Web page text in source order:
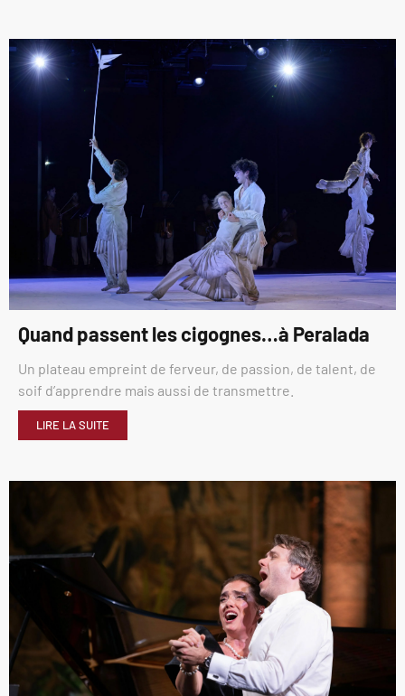
Quand passent les cigognes…à Peralada
Un plateau empreint de ferveur, de passion, de talent, de
soif d’apprendre mais aussi de transmettre.
LIRE LA SUITE